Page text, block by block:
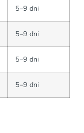
5–9 dni
5–9 dni
5–9 dni
5–9 dni